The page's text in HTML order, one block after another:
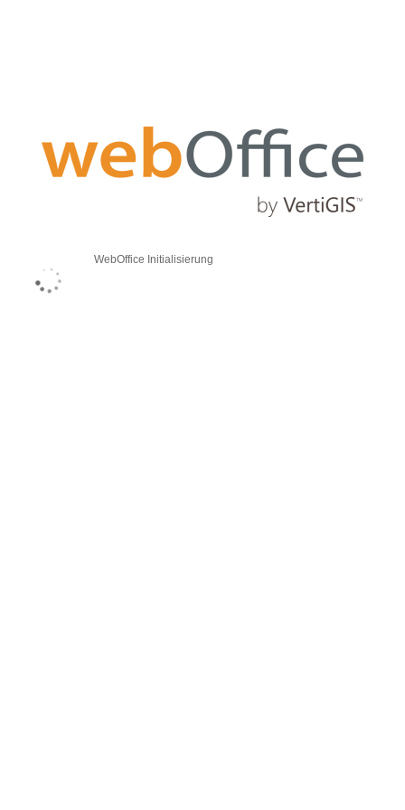
WebOffice Initialisierung